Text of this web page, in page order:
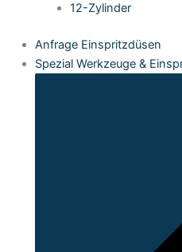
12-Zylinder
Anfrage Einspritzdüsen
Spezial Werkzeuge &